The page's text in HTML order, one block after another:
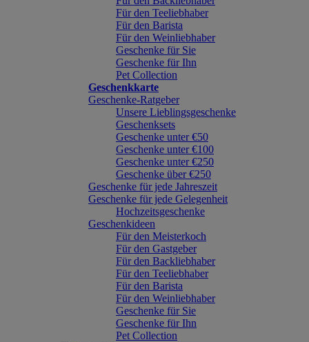
Für den Teeliebhaber
Für den Barista
Für den Weinliebhaber
Geschenke für Sie
Geschenke für Ihn
Pet Collection
Geschenkkarte
Geschenke-Ratgeber
Unsere Lieblingsgeschenke
Geschenksets
Geschenke unter €50
Geschenke unter €100
Geschenke unter €250
Geschenke über €250
Geschenke für jede Jahreszeit
Geschenke für jede Gelegenheit
Hochzeitsgeschenke
Geschenkideen
Für den Meisterkoch
Für den Gastgeber
Für den Backliebhaber
Für den Teeliebhaber
Für den Barista
Für den Weinliebhaber
Geschenke für Sie
Geschenke für Ihn
Pet Collection